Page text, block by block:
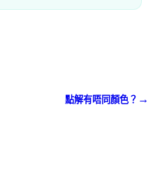
點解有唔同顏色？ →